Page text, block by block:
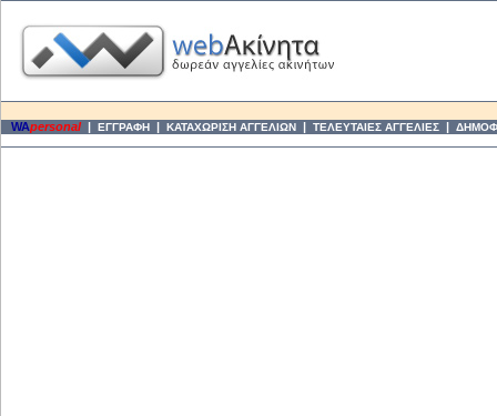
WApersonal | ΕΓΓΡΑΦΗ | ΚΑΤΑΧΩΡΙΣΗ ΑΓΓΕΛΙΩΝ | ΤΕΛΕΥΤΑΙΕΣ ΑΓΓΕΛΙΕΣ |